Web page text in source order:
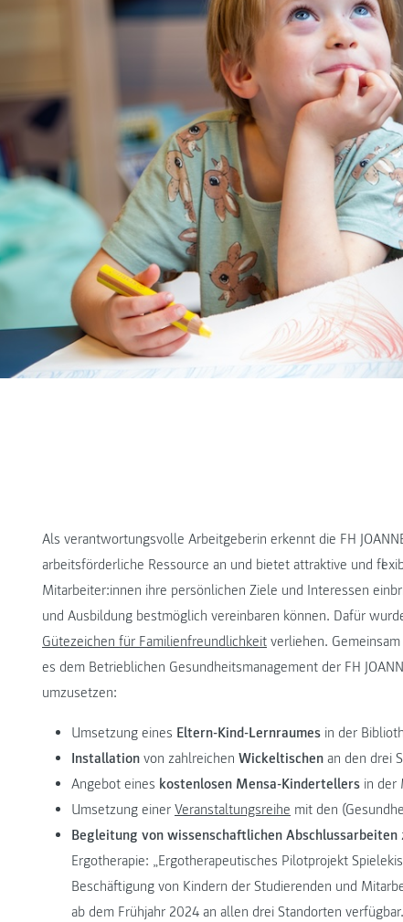
Als verantwortungsvolle Arbeitgeberin erkennt die FH
arbeitsförderliche Ressource an und bietet attraktive und
Mitarbeiter:innen ihre persönlichen Ziele und Interessen
und Ausbildung bestmöglich vereinbaren können. Dafür
Gütezeichen für Familienfreundlichkeit verliehen.
es dem Betrieblichen Gesundheitsmanagement der FH
umzusetzen:
Umsetzung eines Eltern-Kind-Lernraumes in der
Installation von zahlreichen Wickeltischen an den drei
Angebot eines kostenlosen Mensa-Kindertellers in der
Umsetzung einer Veranstaltungsreihe mit den
Begleitung von wissenschaftlichen Abschlussarbeiten
Ergotherapie: „Ergotherapeutisches Pilotprojekt
Beschäftigung von Kindern der Studierenden und
ab dem Frühjahr 2024 an allen drei Standorten verfügbar.